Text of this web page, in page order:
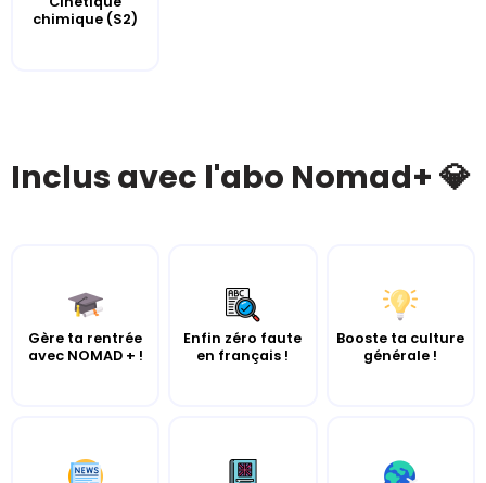
chimique (S2)
Inclus avec l'abo Nomad+ 💎
Gère ta rentrée
avec NOMAD + !
Enfin zéro faute
en français !
Booste ta culture
générale !